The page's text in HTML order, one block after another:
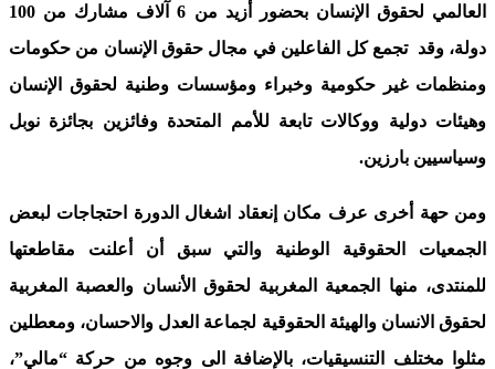
العالمي لحقوق الإنسان بحضور أزيد من 6 آلاف مشارك من 100
دولة، وقد تجمع كل الفاعلين في مجال حقوق الإنسان من حكومات
ومنظمات غير حكومية وخبراء ومؤسسات وطنية لحقوق الإنسان
وهيئات دولية ووكالات تابعة للأمم المتحدة وفائزين بجائزة نوبل
وسياسيين بارزين.
ومن حهة أخرى عرف مكان إنعقاد اشغال الدورة احتجاجات لبعض
الجمعيات الحقوقية الوطنية والتي سبق أن أعلنت مقاطعتها
للمنتدى، منها الجمعية المغربية لحقوق الأنسان والعصبة المغربية
لحقوق الانسان والهيئة الحقوقية لجماعة العدل والاحسان، ومعطلين
مثلوا مختلف التنسيقيات، بالإضافة الى وجوه من حركة “مالي”،